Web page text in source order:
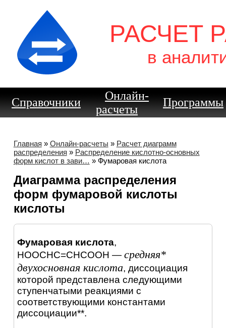
РАСЧЕТ
в
Справочники
Онлайн-
расчеты
Программы
Главная » Онлайн-расчеты » Расчет диаграмм
распределения » Распределение кислотно-основных
форм кислот в зави… » Фумаровая кислота
Диаграмма распределения
форм фумаровой кислоты
кислоты
Фумаровая кислота,
HOOCHC=CHCOOH —средняя*
двухосновная кислота, диссоциация
которой представлена следующими
ступенчатыми реакциями c
соответствующими константами
диссоциации**.